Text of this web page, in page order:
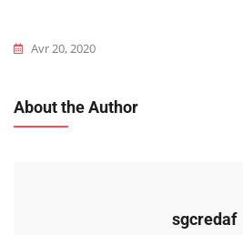
Avr 20, 2020
About the Author
sgcredaf